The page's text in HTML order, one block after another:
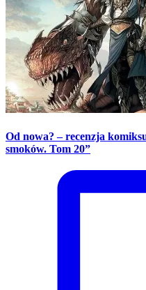
Od nowa? – recenzja
smoków. Tom 20”